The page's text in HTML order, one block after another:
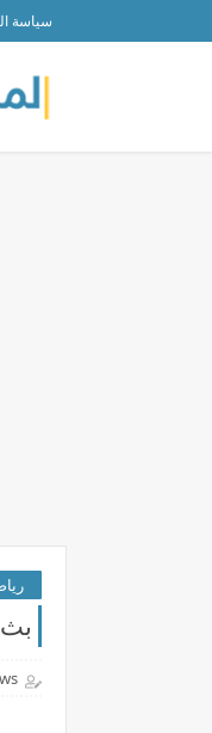
سياسة
بث